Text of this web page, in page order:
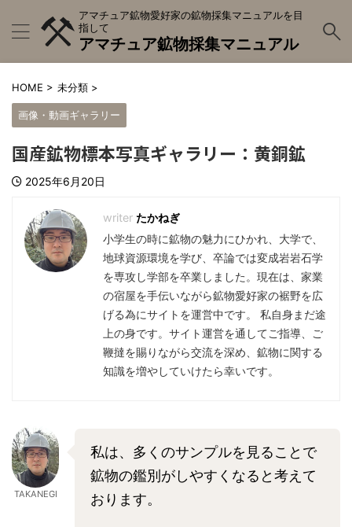
アマチュア鉱物愛好家の鉱物採集マニュアルを目
指して
アマチュア鉱物採集マニュアル
HOME > 未分類 >
画像・動画ギャラリー
国産鉱物標本写真ギャラリー：黄銅鉱
2025年6月20日
たかねぎ
小学生の時に鉱物の魅力にひかれ、大学で、
地球資源環境を学び、卒論では変成岩岩石学
を専攻し学部を卒業しました。現在は、家業
の宿屋を手伝いながら鉱物愛好家の裾野を広
げる為にサイトを運営中です。 私自身まだ途
上の身です。サイト運営を通してご指導、ご
鞭撻を賜りながら交流を深め、鉱物に関する
知識を増やしていけたら幸いです。
TAKANEGI
私は、多くのサンプルを見ることで
鉱物の鑑別がしやすくなると考えて
おります。